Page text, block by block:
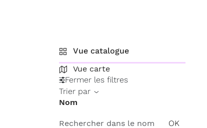
Vue catalogue
Vue carte
Fermer les filtres
Trier par
Nom